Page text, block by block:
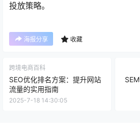
投放策略。
海报分享 收藏
跨境电商百科
SEO优化排名方案：提升网站
流量的实用指南
2025-7-18 14:30:05